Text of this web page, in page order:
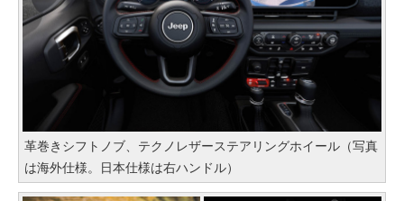
革巻きシフトノブ、テクノレザーステアリングホイール（写真
は海外仕様。日本仕様は右ハンドル）